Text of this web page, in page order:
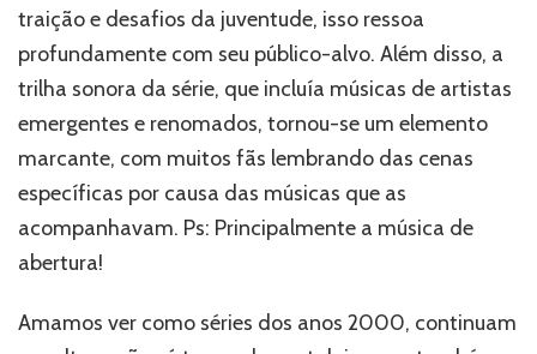
traição e desafios da juventude, isso ressoa
profundamente com seu público-alvo. Além disso, a
trilha sonora da série, que incluía músicas de artistas
emergentes e renomados, tornou-se um elemento
marcante, com muitos fãs lembrando das cenas
específicas por causa das músicas que as
acompanhavam. Ps: Principalmente a música de
abertura!
Amamos ver como séries dos anos 2000, continuam